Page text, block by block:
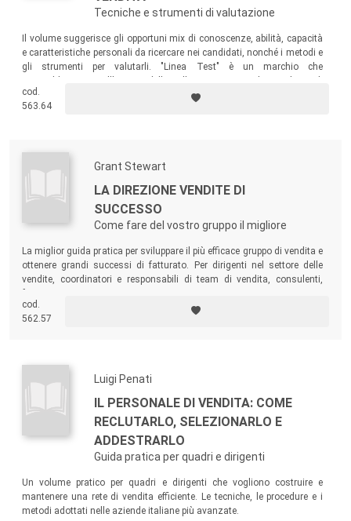
Tecniche e strumenti di valutazione
Il volume suggerisce gli opportuni mix di conoscenze, abilità, capacità
e caratteristiche personali da ricercare nei candidati, nonché i metodi e
gli strumenti per valutarli. "Linea Test" è un marchio che
prodotti editoriali - libri, manuali, test, materiale e software - per
l'analisi e la valutazione delle caratteristiche e delle capacità
cod.
563.64
Grant Stewart
LA DIREZIONE VENDITE DI
SUCCESSO
Come fare del vostro gruppo il migliore
La miglior guida pratica per sviluppare il più efficace gruppo di vendita e
ottenere grandi successi di fatturato. Per dirigenti nel settore delle
vendite, coordinatori e responsabili di team di vendita, consulenti,
cod.
562.57
Luigi Penati
IL PERSONALE DI VENDITA: COME
RECLUTARLO, SELEZIONARLO E
ADDESTRARLO
Guida pratica per quadri e dirigenti
Un volume pratico per quadri e dirigenti che vogliono costruire e
mantenere una rete di vendita efficiente. Le tecniche, le procedure e i
metodi adottati nelle aziende italiane più avanzate.